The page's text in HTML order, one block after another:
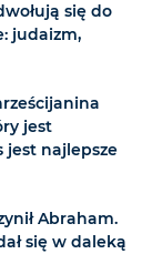
się do
judaizm,
jest
jest najlepsze
Abraham.
się w daleką